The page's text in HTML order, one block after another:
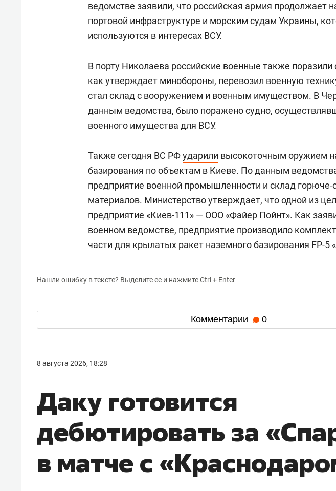
ведомстве заявили, что российская армия продолжает
портовой инфраструктуре и морским судам Украины,
используются в интересах ВСУ.
В порту Николаева российские военные также поразили
как утверждает минобороны, перевозил военную
стал склад с вооружением и военным имуществом. В
данным ведомства, было поражено судно,
военного имущества для ВСУ.
Также сегодня ВС РФударили высокоточным оружием
базирования по объектам в Киеве. По данным
предприятие военной промышленности и склад
материалов. Министерство утверждает, что одной из
предприятие «Киев-111» — ООО «Файер Пойнт». Как
военном ведомстве, предприятие производило
части для крылатых ракет наземного базирования FP-5
Нашли ошибку в тексте? Выделите ее и нажмите Ctrl + Enter
Комментарии 0
8 августа 2026, 18:28
Даку готовится
дебютировать за
в матче с